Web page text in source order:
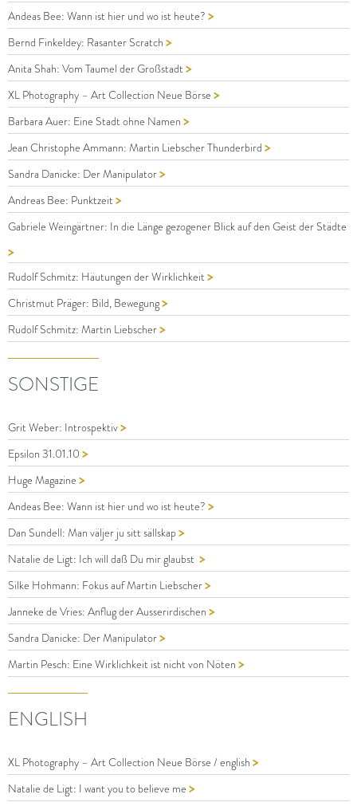
Andeas Bee: Wann ist hier und wo ist heute? >
Bernd Finkeldey: Rasanter Scratch >
Anita Shah: Vom Taumel der Großstadt >
XL Photography – Art Collection Neue Börse >
Barbara Auer: Eine Stadt ohne Namen >
Jean Christophe Ammann: Martin Liebscher Thunderbird >
Sandra Danicke: Der Manipulator>
Andreas Bee: Punktzeit >
Gabriele Weingärtner: In die Länge gezogener Blick auf den Geist der Städte
>
Rudolf Schmitz: Häutungen der Wirklichkeit >
Christmut Präger: Bild, Bewegung>
Rudolf Schmitz: Martin Liebscher>
SONSTIGE
Grit Weber: Introspektiv>
Epsilon 31.01.10 >
Huge Magazine >
Andeas Bee: Wann ist hier und wo ist heute? >
Dan Sundell: Man väljer ju sitt sällskap >
Natalie de Ligt: Ich will daß Du mir glaubst >
Silke Hohmann: Fokus auf Martin Liebscher>
Janneke de Vries: Anflug der Ausserirdischen >
Sandra Danicke: Der Manipulator>
Martin Pesch: Eine Wirklichkeit ist nicht von Nöten >
ENGLISH
XL Photography – Art Collection Neue Börse / english >
Natalie de Ligt: I want you to believe me >